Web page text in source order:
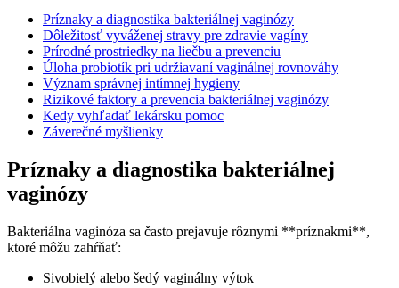
Príznaky a diagnostika bakteriálnej vaginózy
Dôležitosť vyváženej stravy pre zdravie vagíny
Prírodné prostriedky na liečbu a prevenciu
Úloha probiotík pri udržiavaní vaginálnej rovnováhy
Význam správnej intímnej hygieny
Rizikové faktory a prevencia bakteriálnej vaginózy
Kedy vyhľadať lekársku pomoc
Záverečné myšlienky
Príznaky a diagnostika bakteriálnej
vaginózy
Bakteriálna vaginóza sa často prejavuje rôznymi **príznakmi**,
ktoré môžu zahŕňať:
Sivobielý alebo šedý vaginálny výtok